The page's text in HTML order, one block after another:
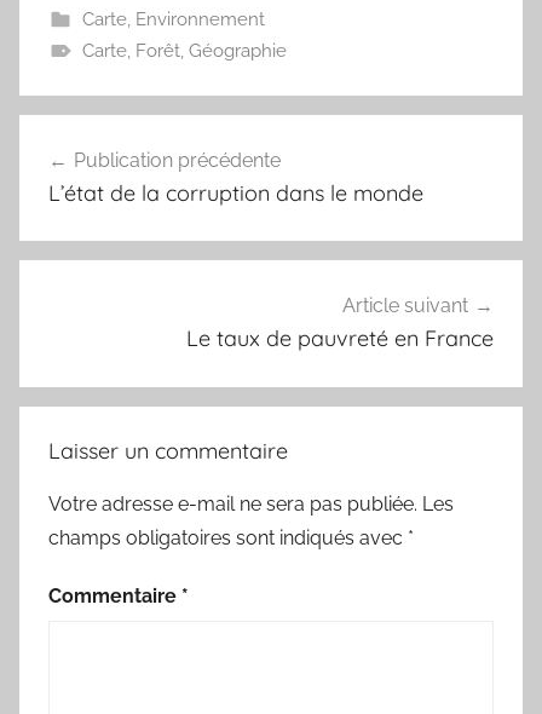
Carte, Environnement
Carte, Forêt, Géographie
de
Publication précédente
L’état de la corruption dans le monde
Article suivant
Le taux de pauvreté en France
Laisser un commentaire
Votre adresse e-mail ne sera pas publiée. Les
champs obligatoires sont indiqués avec *
Commentaire *